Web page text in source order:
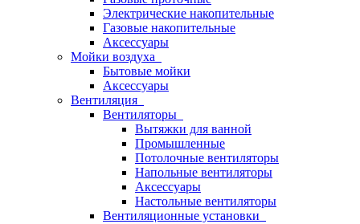
Электрические накопительные
Газовые накопительные
Аксессуары
Мойки воздуха
Бытовые мойки
Аксессуары
Вентиляция
Вентиляторы
Вытяжки для ванной
Промышленные
Потолочные вентиляторы
Напольные вентиляторы
Аксессуары
Настольные вентиляторы
Вентиляционные установки